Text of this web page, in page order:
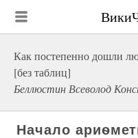
Как постепенно дошли
[без таблиц]
Беллюстин Всеволод
Начало